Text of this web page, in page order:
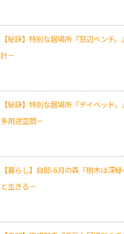
【秘訣】特別な居場所『窓辺ベンチ
計－
【秘訣】特別な居場所『デイベッド
多用途空間－
【暮らし】自邸-6月の森『樹木は深
と生きる－